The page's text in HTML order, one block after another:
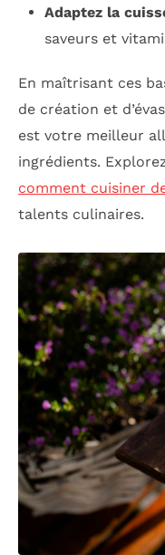
Adaptez la
saveurs et
En maîtrisant ces
de création et
est votre meilleur
ingrédients.
comment cuisiner
talents culinaires.